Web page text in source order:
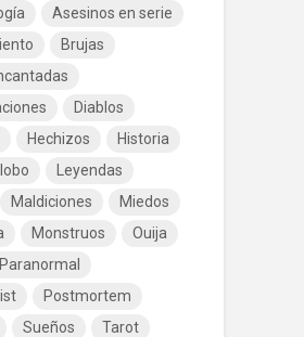
Asesinos en serie
Brujas
Diablos
Hechizos
Historia
Leyendas
Maldiciones
Miedos
Monstruos
Ouija
Paranormal
Postmortem
Sueños
Tarot